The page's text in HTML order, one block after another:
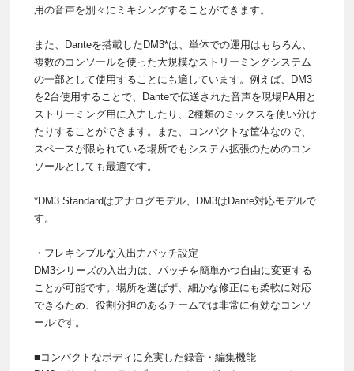
用の音声を別々にミキシングすることができます。
また、Danteを搭載したDM3*は、単体での運用はもちろん、
複数のコンソールを使った大規模なストリーミングシステム
の一部として使用することにも適しています。例えば、DM3
を2台使用することで、Danteで伝送された音声を現場PA用と
ストリーミング用に入力したり、2種類のミックスを使い分け
たりすることができます。また、コンパクトな筐体なので、
スペースが限られている場所でもシステム拡張のためのコン
ソールとしても最適です。
*DM3 Standardはアナログモデル、DM3はDante対応モデルで
す。
・フレキシブルな入出力パッチ設定
DM3シリーズの入出力は、パッチを簡単かつ自由に変更する
ことが可能です。場所を選ばず、細かな修正にも柔軟に対応
できるため、役割分担のあるチームでは非常に有効なコンソ
ールです。
■コンパクトなボディに充実した録音・編集機能